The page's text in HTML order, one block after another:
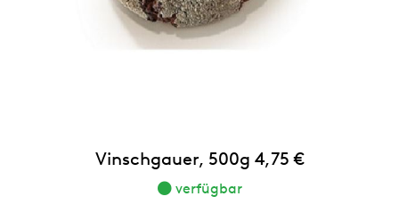
Vinschgauer, 500g 4,75 €
verfügbar